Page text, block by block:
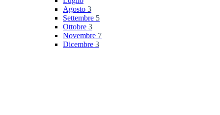
Agosto 3
Settembre 5
Ottobre 3
Novembre 7
Dicembre 3